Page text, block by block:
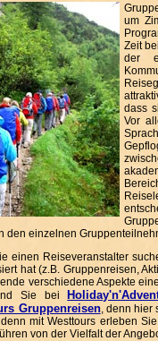
um
Zeit
der
dass
Vor
den einzelnen
einen Reiseveranstalter
hat (z.B. Gruppenreisen,
verschiedene Aspekte
Sie bei
Gruppenreisen, denn hier
mit Westtours erleben
von der Vielfalt der